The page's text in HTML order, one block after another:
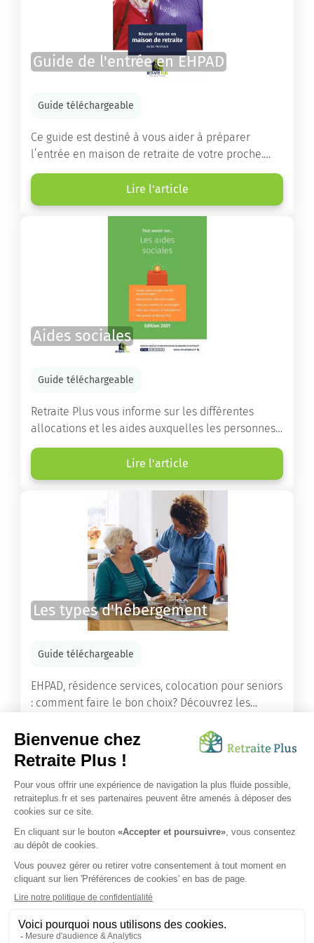
Guide de l'entrée en EHPAD
Guide téléchargeable
Ce guide est destiné à vous aider à préparer
l’entrée en maison de retraite de votre proche.
Vous y trouverez un panorama des différents types
d’établissements ainsi que des conseils pratiques
destinés à orienter les familles et à leur faciliter
Lire l'article
Aides sociales
Guide téléchargeable
Retraite Plus vous informe sur les différentes
allocations et les aides auxquelles les personnes
âgées ont droit pour financer un séjour en maison
de retraite ou un maintien à domicile.
Lire l'article
Les types d'hébergement
Guide téléchargeable
EHPAD, résidence services, colocation pour seniors
: comment faire le bon choix? Découvrez les
ainés.
Lire l'article
Vous avez besoin d’une aide de nos équipes ?
Obtenir les tarifs & disponibilités
SUIVEZ-NOUS SUR :